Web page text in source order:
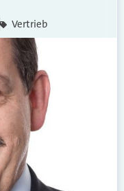
Vertrieb